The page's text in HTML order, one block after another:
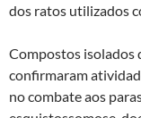
dos ratos utilizados
Compostos isolados
confirmaram
no combate aos